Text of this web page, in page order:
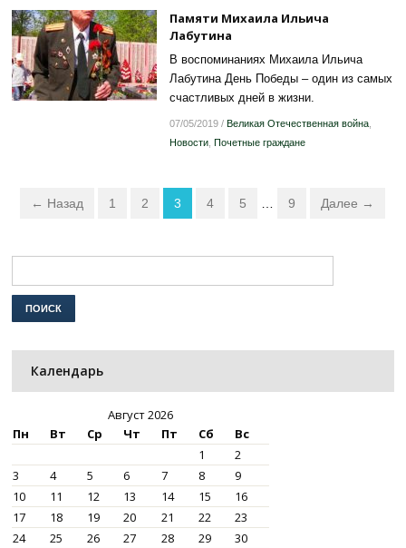
Памяти Михаила Ильича
Лабутина
В воспоминаниях Михаила Ильича
Лабутина День Победы – один из самых
счастливых дней в жизни.
07/05/2019/ Великая Отечественная война,
Новости, Почетные граждане
← Назад 1 2 3 4 5 9 Далее →
Календарь
Август 2026
Пн
Вт Ср Чт Пт Сб
Вс
1
2
3
4 5 6 7 8
9
10
11 12 13 14 15
16
17
18 19 20 21 22
23
24
25 26 27 28 29
30